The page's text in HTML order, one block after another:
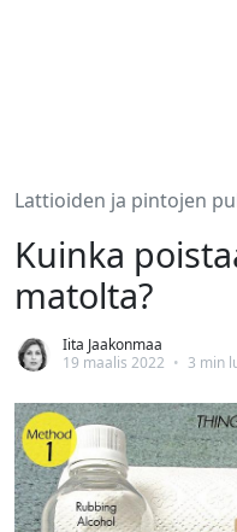
Lattioiden ja pintojen
Kuinka
matolta?
Iita Jaakonmaa
19 maalis 2022 • 3 min